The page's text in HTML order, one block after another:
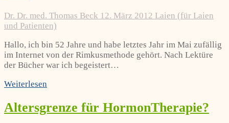
Dr. Dr. med. Thomas Beck 12. März 2012 Laien (für Laien
und Patienten)
Hallo, ich bin 52 Jahre und habe letztes Jahr im Mai zufällig
im Internet von der Rimkusmethode gehört. Nach Lektüre
der Bücher war ich begeistert…
Weiterlesen
Altersgrenze für HormonTherapie?